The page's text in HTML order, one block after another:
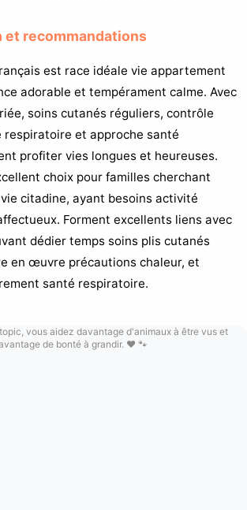
et recommandations
est race idéale vie appartement
adorable et tempérament calme. Avec
soins cutanés réguliers, contrôle
respiratoire et approche santé
profiter vies longues et heureuses.
choix pour familles cherchant
citadine, ayant besoins activité
Forment excellents liens avec
dédier temps soins plis cutanés
en œuvre précautions chaleur, et
santé respiratoire.
vous aidez davantage d'animaux à être vus et
de bonté à grandir. ❤️ 🐾